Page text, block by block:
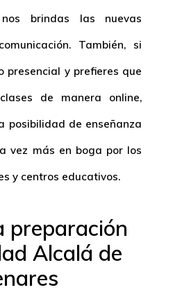
brindas las nuevas
También, si
presencial y prefieres que
de manera online,
posibilidad de enseñanza
vez más en boga por los
y centros educativos.
preparación
Alcalá de